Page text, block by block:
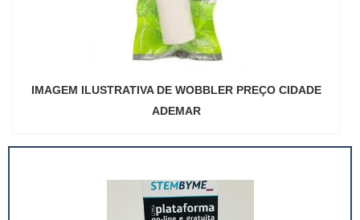
IMAGEM ILUSTRATIVA DE WOBBLER PREÇO CIDADE
ADEMAR